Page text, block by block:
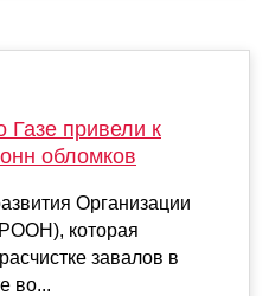
привели к
обломков
Организации
которая
завалов в
во...